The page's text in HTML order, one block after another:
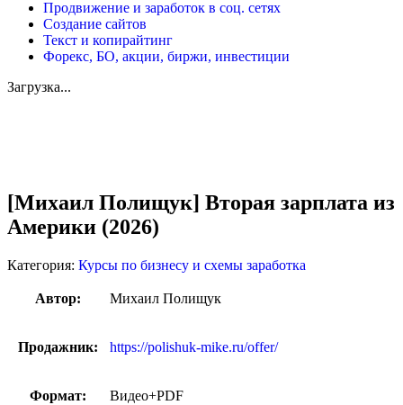
Продвижение и заработок в соц. сетях
Создание сайтов
Текст и копирайтинг
Форекс, БО, акции, биржи, инвестиции
Загрузка...
[Михаил Полищук] Вторая зарплата из
Америки (2026)
Категория: Курсы по бизнесу и схемы заработка
Автор: Михаил Полищук
Продажник: https://polishuk-mike.ru/offer/
Формат: Видео+PDF